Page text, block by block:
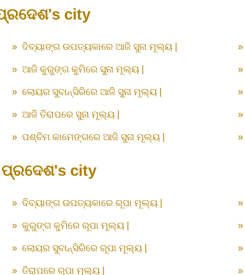
city
» ଦିବ୍ୟାଙ୍ଗ ଉପତ୍ୟକାରେ ଆଜି ସୁନା ମୂଲ୍ୟ | »
» ଆଜି କୁରୁଙ୍ଗ କୁମିରେ ସୁନା ମୂଲ୍ୟ | »
» ଲୋୟର ସୁବାନ୍ସିରିରେ ଆଜି ସୁନା ମୂଲ୍ୟ | »
» ଆଜି ତିରାପରେ ସୁନା ମୂଲ୍ୟ | »
» ପଶ୍ଚିମ କାମେଙ୍ଗରେ ଆଜି ସୁନା ମୂଲ୍ୟ | »
ପ୍ରଦେଶ's city
» ଦିବ୍ୟାଙ୍ଗ ଉପତ୍ୟକାରେ ରୂପା ମୂଲ୍ୟ | »
» କୁରୁଙ୍ଗ କୁମିରେ ରୂପା ମୂଲ୍ୟ | »
» ଲୋୟର ସୁବାନ୍ସିରିରେ ରୂପା ମୂଲ୍ୟ | »
» ତିରାପରେ ରୂପା ମୂଲ୍ୟ | »